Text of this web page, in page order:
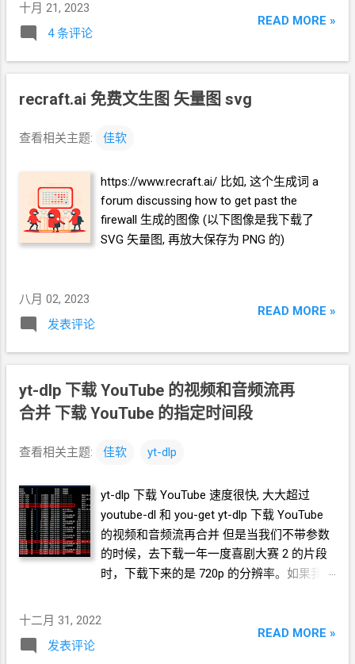
ehfcoplbhoohillcmlophcfghpeilfjc
十月 21, 2023
4 条评论
READ MORE »
recraft.ai 免费文生图 矢量图 svg
查看相关主题: 佳软
https://www.recraft.ai/ 比如, 这个生成词 a
forum discussing how to get past the
firewall 生成的图像 (以下图像是我下载了
SVG 矢量图, 再放大保存为 PNG 的)
八月 02, 2023
发表评论
READ MORE »
yt-dlp 下载 YouTube 的视频和音频流再
合并 下载 YouTube 的指定时间段
查看相关主题: 佳软 yt-dlp
yt-dlp 下载 YouTube 速度很快, 大大超过
youtube-dl 和 you-get yt-dlp 下载 YouTube
的视频和音频流再合并 但是当我们不带参数
的时候，去下载一年一度喜剧大赛 2 的片段
时，下载下来的是 720p 的分辨率。如果我们
https://www.youtube.com/watch?
十二月 31, 2022
发表评论
READ MORE »